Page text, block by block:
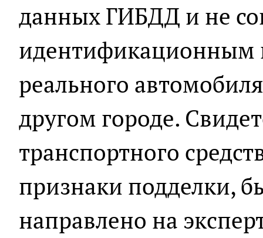
данных ГИБДД и не
идентификационным
реального
другом городе.
транспортного
признаки подделки,
направлено на